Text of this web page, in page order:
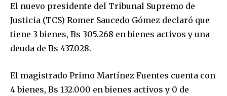
El nuevo presidente del Tribunal Supremo de
Justicia (TCS) Romer Saucedo Gómez declaró que
tiene 3 bienes, Bs 305.268 en bienes activos y una
deuda de Bs 437.028.
El magistrado Primo Martínez Fuentes cuenta con
4 bienes, Bs 132.000 en bienes activos y 0 de